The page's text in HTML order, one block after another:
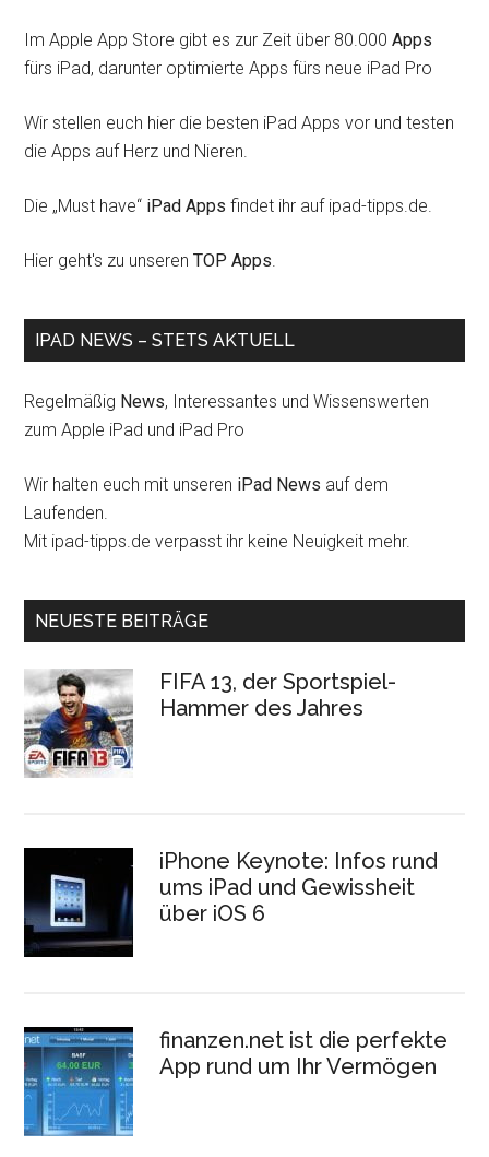
Im Apple App Store gibt es zur Zeit über 80.000Apps
fürs iPad, darunter optimierte Apps fürs neue iPad Pro
Wir stellen euch hier die besten iPad Apps vor und testen
die Apps auf Herz und Nieren.
Die „Must have“ iPad Apps findet ihr auf ipad-tipps.de.
Hier geht's zu unserenTOP Apps
IPAD NEWS – STETS AKTUELL
Regelmäßig News, Interessantes und Wissenswerten
zum Apple iPad und iPad Pro
Wir halten euch mit unseren iPad News auf dem
Laufenden.
Mit ipad-tipps.de verpasst ihr keine Neuigkeit mehr.
NEUESTE BEITRÄGE
FIFA 13, der Sportspiel-
Hammer des Jahres
iPhone Keynote: Infos rund
ums iPad und Gewissheit
über iOS 6
finanzen.net ist die perfekte
App rund um Ihr Vermögen